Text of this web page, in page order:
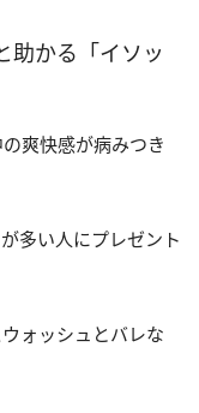
助かる「イソッ
爽快感が病みつき
多い人にプレゼント
ォッシュとバレな